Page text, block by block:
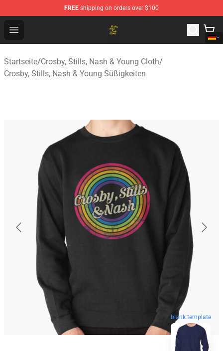
FREE shipping on orders over $100
Open menu
Crosby, Stills, Nash & Young Store - Official Crosby,
Startseite/Crosby, Stills, Nash & Young Cloth/
Crosby, Stills, Nash & Young Süßigkeiten
blank template